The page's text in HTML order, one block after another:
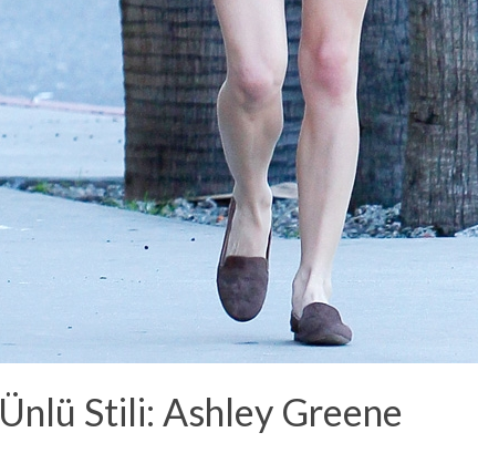
Ünlü Stili: Ashley Greene